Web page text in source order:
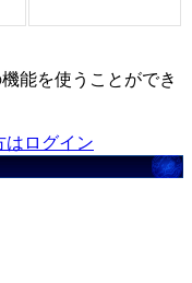
能を使うことができ
はログイン